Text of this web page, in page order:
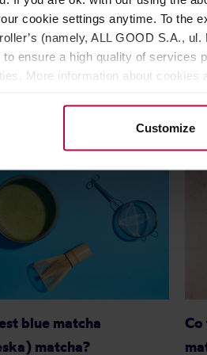
cookie settings anytime. To the
(namely, ALL GOOD S.A.,
ensure a high quality of services
More information about cookies
Customize
24,99 zł
blue matcha
matcha?